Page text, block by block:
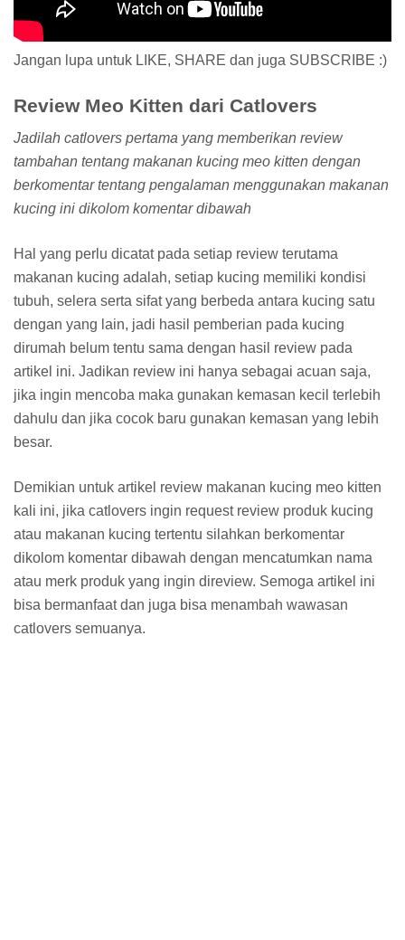
Jangan lupa untuk LIKE, SHARE dan juga SUBSCRIBE :)
Review Meo Kitten dari Catlovers
Jadilah catlovers pertama yang memberikan review
tambahan tentang makanan kucing meo kitten dengan
berkomentar tentang pengalaman menggunakan makanan
kucing ini dikolom komentar dibawah
Hal yang perlu dicatat pada setiap review terutama
makanan kucing adalah, setiap kucing memiliki kondisi
tubuh, selera serta sifat yang berbeda antara kucing satu
dengan yang lain, jadi hasil pemberian pada kucing
dirumah belum tentu sama dengan hasil review pada
artikel ini. Jadikan review ini hanya sebagai acuan saja,
jika ingin mencoba maka gunakan kemasan kecil terlebih
dahulu dan jika cocok baru gunakan kemasan yang lebih
besar.
Demikian untuk artikel review makanan kucing meo kitten
kali ini, jika catlovers ingin request review produk kucing
atau makanan kucing tertentu silahkan berkomentar
dikolom komentar dibawah dengan mencatumkan nama
atau merk produk yang ingin direview. Semoga artikel ini
bisa bermanfaat dan juga bisa menambah wawasan
catlovers semuanya.